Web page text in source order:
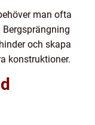
man ofta
och skapa
konstruktioner.